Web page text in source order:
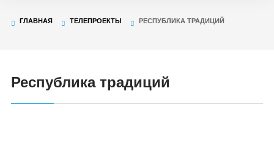
ГЛАВНАЯ ТЕЛЕПРОЕКТЫ РЕСПУБЛИКА ТРАДИЦИЙ
Республика традиций